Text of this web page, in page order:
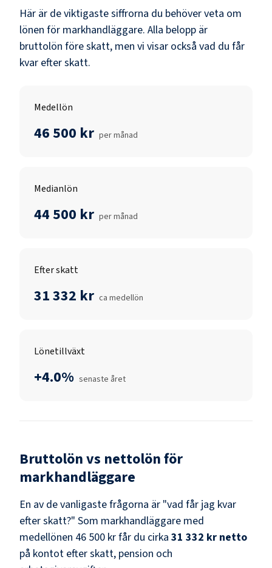
Här är de viktigaste siffrorna du behöver veta om
lönen för markhandläggare. Alla belopp är
bruttolön före skatt, men vi visar också vad du får
kvar efter skatt.
Medellön
46 500 kr per månad
Medianlön
44 500 kr per månad
Efter skatt
31 332 kr ca medellön
Lönetillväxt
+4.0% senaste året
Bruttolön vs nettolön för
markhandläggare
En av de vanligaste frågorna är "vad får jag kvar
efter skatt?" Som markhandläggare med
medellönen 46 500 krfår du cirka 31 332 kr netto
på kontot efter skatt, pension och